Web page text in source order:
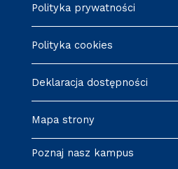
Polityka prywatności
Polityka cookies
Deklaracja dostępności
Mapa strony
Poznaj nasz kampus